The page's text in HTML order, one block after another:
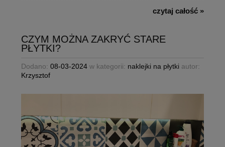
czytaj całość »
CZYM MOŻNA ZAKRYĆ STARE
PŁYTKI?
Dodano: 08-03-2024 w kategorii: naklejki na płytki autor:
Krzysztof